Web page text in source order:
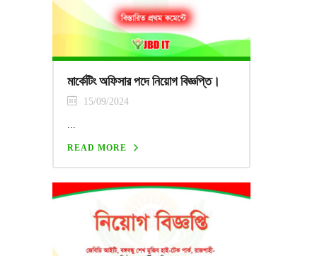
মার্কেটিং অফিসার পদে নিয়োগ বিজ্ঞপ্তি।
15/09/2024
...
READ MORE